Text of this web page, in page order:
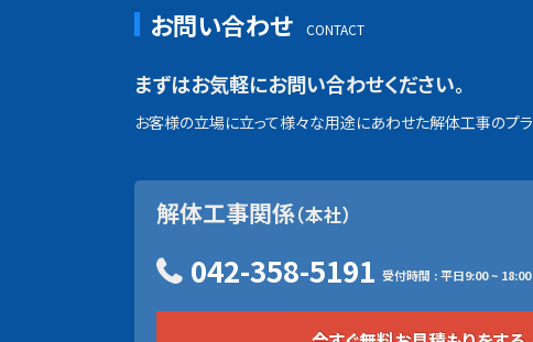
お問い合わせ
まずはお気軽にお問い合わせください。
お客様の立場に立って様々な用途にあわせた解体工事のプ
解体工事関係（本社）
042-358-5191 受付時間 : 平日9:00 ~ 18:00